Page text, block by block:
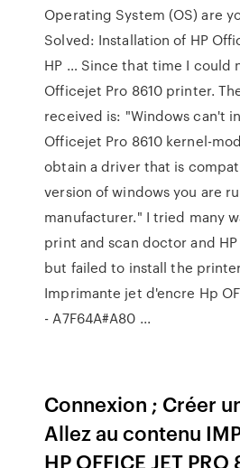
Operating System (OS) are
Solved: Installation of HP
HP … Since that time I could
Officejet Pro 8610 printer.
received is: "Windows can't
Officejet Pro 8610 kernel-
obtain a driver that is
version of windows you are
manufacturer." I tried many
print and scan doctor and
but failed to install the
Imprimante jet d'encre Hp
- A7F64A#A80 ...
Connexion ; Créer
Allez au contenu
HP OFFICE JET PRO